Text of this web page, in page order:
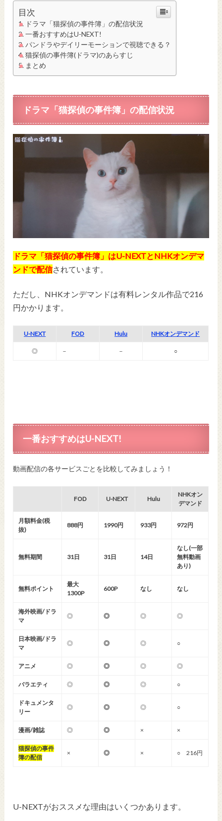
目次
ドラマ「猫探偵の事件簿」の配信状況
一番おすすめはU-NEXT!
パンドラやデイリーモーションで視聴できる？
猫探偵の事件簿(ドラマ)のあらすじ
まとめ
ドラマ「猫探偵の事件簿」の配信状況
ドラマ「猫探偵の事件簿」はU-NEXTとNHKオンデマ
ンドで配信されています。
ただし、NHKオンデマンドは有料レンタル作品で216
円かかります。
U-NEXT FOD Hulu NHKオンデマンド
◎ － － ○
一番おすすめはU-NEXT!
動画配信の各サービスごとを比較してみましょう！
FOD U-NEXT Hulu
NHKオン
デマンド
月額料金(税
抜)
888円 1990円 933円 972円
無料期間 31日 31日 14日
なし(一部
無料動画
あり)
無料ポイント
最大
1300P
600P なし なし
海外映画/ドラ
マ
◎ ◎ ◎ ◎
日本映画/ドラ
マ
◎ ◎ ◎ ○
アニメ ◎ ◎ ◎ ◎
バラエティ ◎ ◎ ◎ ○
ドキュメンタ
リー
◎ ◎ ◎ ○
漫画/雑誌 ◎ ◎ × ×
猫探偵の事件
簿の配信
× ◎ × ○ 216円
U-NEXTがおススメな理由はいくつかあります。